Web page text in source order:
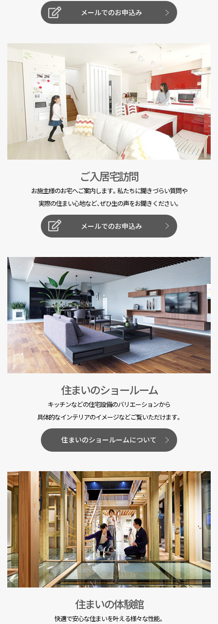
メールでのお申込み
ご入居宅訪問
お施主様のお宅へご案内します。私たちに聞きづらい質問や
実際の住まい心地など、ぜひ生の声をお聞きください。
メールでのお申込み
住まいのショールーム
キッチンなどの住宅設備のバリエーションから
具体的なインテリアのイメージなどご覧いただけます。
住まいのショールームについて
住まいの体験館
快適で安心な住まいを叶える様々な性能。